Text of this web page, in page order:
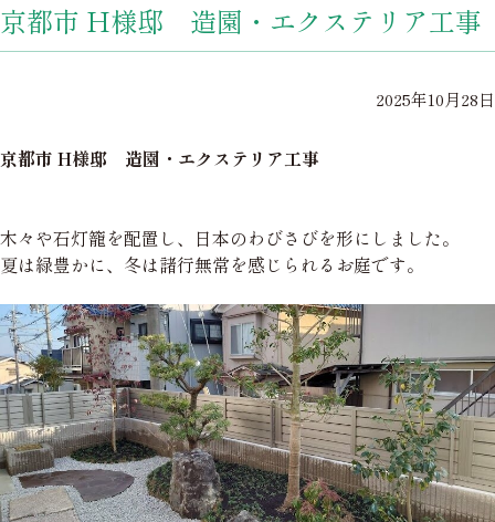
京都市 H様邸 造園・エクステリア工事
2025年10月28日
京都市 H様邸 造園・エクステリア工事
木々や石灯籠を配置し、日本のわびさびを形にしました。
夏は緑豊かに、冬は諸行無常を感じられるお庭です。